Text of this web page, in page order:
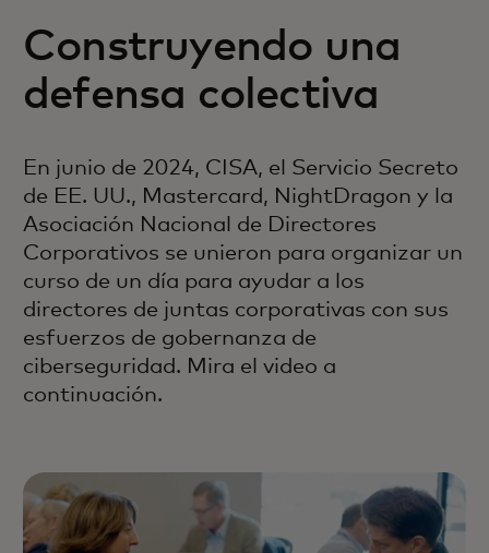
Construyendo una
defensa colectiva
En junio de 2024, CISA, el Servicio Secreto
de EE. UU., Mastercard, NightDragon y la
Asociación Nacional de Directores
Corporativos se unieron para organizar un
curso de un día para ayudar a los
directores de juntas corporativas con sus
esfuerzos de gobernanza de
ciberseguridad. Mira el video a
continuación.